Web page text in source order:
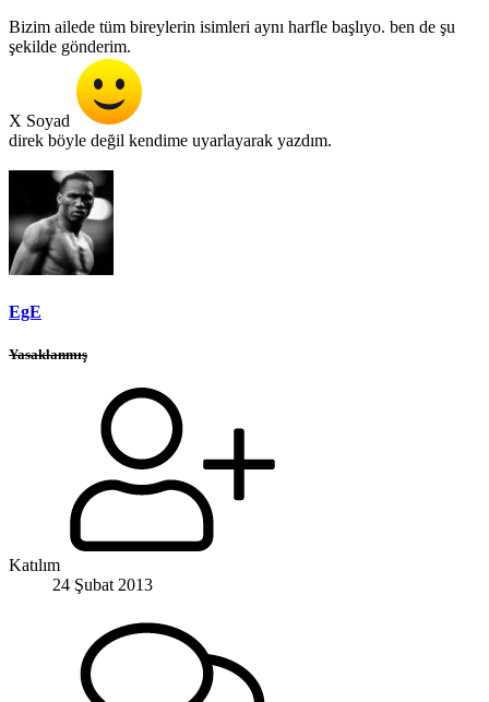
Bizim ailede tüm bireylerin isimleri aynı harfle başlıyo. ben de şu
şekilde gönderim.
X Soyad
direk böyle değil kendime uyarlayarak yazdım.
EgE
Yasaklanmış
Katılım
24 Şubat 2013